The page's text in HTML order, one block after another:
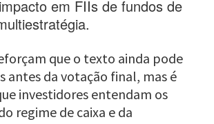
em FIIs de fundos de
que o texto ainda pode
antes da votação final, mas é
investidores entendam os
regime de caixa e da